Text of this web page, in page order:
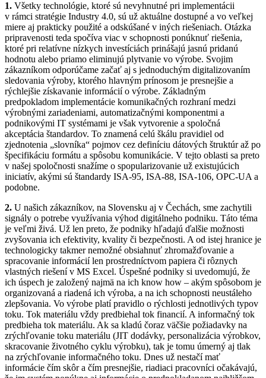
1. Všetky technológie, ktoré sú nevyhnutné pri implementácii
v rámci stratégie Industry 4.0, sú už aktuálne dostupné a vo veľkej
miere aj prakticky použité a odskúšané v iných riešeniach. Otázka
pripravenosti teda spočíva viac v schopnosti ponúknuť riešenia,
ktoré pri relatívne nízkych investíciách prinášajú jasnú pridanú
hodnotu alebo priamo eliminujú plytvanie vo výrobe. Svojim
zákazníkom odporúčame začať aj s jednoduchým digitalizovaním
sledovania výroby, ktorého hlavným prínosom je presnejšie a
rýchlejšie získavanie informácií o výrobe. Základným
predpokladom implementácie komunikačných rozhraní medzi
výrobnými zariadeniami, automatizačnými komponentmi a
podnikovými IT systémami je však vytvorenie a spoločná
akceptácia štandardov. To znamená celú škálu pravidiel od
zjednotenia „slovníka“ pojmov cez definíciu dátových štruktúr až po
špecifikáciu formátu a spôsobu komunikácie. V tejto oblasti sa preto
v našej spoločnosti snažíme o spopularizovanie už existujúcich
iniciatív, akými sú štandardy ISA-95, ISA-88, ISA-106, OPC-UA a
podobne.
2. U našich zákazníkov, na Slovensku aj v Čechách, sme zachytili
signály o potrebe využívania výhod digitálneho podniku. Táto téma
je veľmi živá. Už len preto, že podniky hľadajú ďalšie možnosti
zvyšovania ich efektivity, kvality či bezpečnosti. A od istej hranice je
technologicky takmer nemožné obsiahnuť zhromažďovanie a
spracovanie informácií len prostredníctvom papiera či rôznych
vlastných riešení v MS Excel. Úspešné podniky si uvedomujú, že
ich úspech je založený najmä na ich know how – akým spôsobom je
organizovaná a riadená ich výroba, a na ich schopnosti neustáleho
zlepšovania. Vo výrobe platí pravidlo o rýchlosti jednotlivých typov
toku. Tok materiálu vždy predbiehal tok financií. A informačný tok
predbieha tok materiálu. Ak sa kladú čoraz väčšie požiadavky na
zrýchľovanie toku materiálu (JIT dodávky, personalizácia výrobkov,
skracovanie životného cyklu výrobku), tak je tomu úmerný aj tlak
na zrýchľovanie informačného toku. Dnes už nestačí mať
informácie čím skôr a čím presnejšie, riadiaci pracovníci očakávajú,